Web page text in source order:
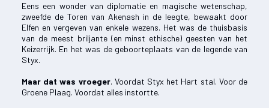
Eens een wonder van diplomatie en magische wetenschap,
zweefde de Toren van Akenash in de leegte, bewaakt door
Elfen en vergeven van enkele wezens. Het was de thuisbasis
van de meest briljante (en minst ethische) geesten van het
Keizerrijk. En het was de geboorteplaats van de legende van
Styx.
Maar dat was vroeger. Voordat Styx het Hart stal. Voor de
Groene Plaag. Voordat alles instortte.